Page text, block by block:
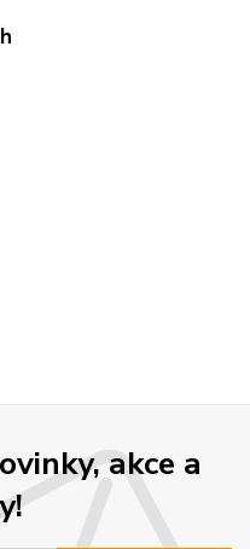
akce a